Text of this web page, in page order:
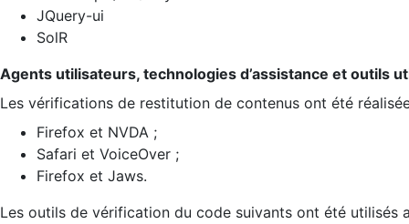
JQuery-ui
SolR
Agents utilisateurs, technologies d’assistance et outils
Les vérifications de restitution de contenus ont été
Firefox et NVDA ;
Safari et VoiceOver ;
Firefox et Jaws.
Les outils de vérification du code suivants ont été utilisés